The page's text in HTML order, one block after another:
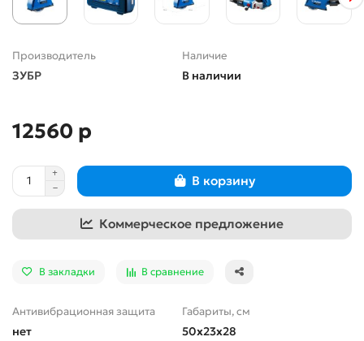
Производитель
ЗУБР
Наличие
В наличии
12560 р
В корзину
Коммерческое предложение
В закладки В сравнение
Антивибрационная защита
нет
Габариты, см
50x23x28